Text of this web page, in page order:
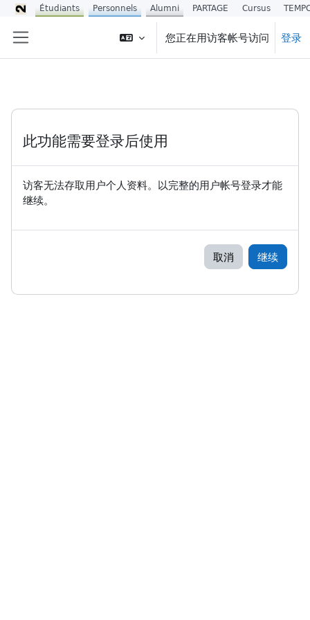
您正在用访客帐号访问 登录
此功能需要登录后使用
访客无法存取用户个人资料。以完整的用户帐号登录才能
继续。
取消 继续
Étudiants Personnels Alumni PARTAGE Cursus